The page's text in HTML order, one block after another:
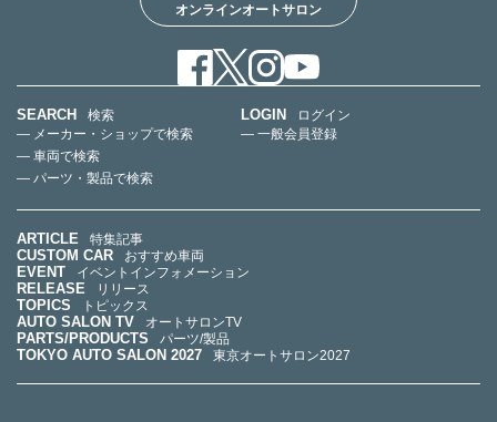
オンラインオートサロン
SEARCH
検索
— メーカー・ショップで検索
— 車両で検索
— パーツ・製品で検索
LOGIN
ログイン
— 一般会員登録
ARTICLE 特集記事
CUSTOM CAR おすすめ車両
EVENT イベントインフォメーション
RELEASE リリース
TOPICS トピックス
AUTO SALON TV オートサロンTV
PARTS/PRODUCTS パーツ/製品
TOKYO AUTO SALON 2027 東京オートサロン2027